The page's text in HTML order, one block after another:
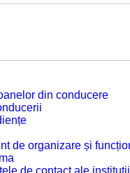
din conducere
de organizare și
de contact ale